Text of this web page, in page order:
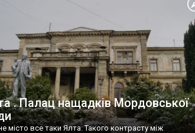
. Палац нащадків Мордовської
місто все таки Ялта. Такого контрасту між